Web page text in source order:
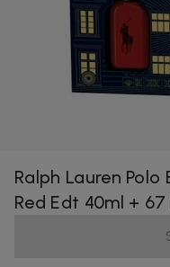
Ralph Lauren Polo
Red Edt 40ml +